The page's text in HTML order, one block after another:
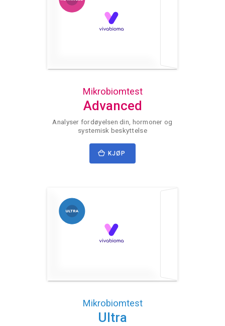
Mikrobiomtest
Advanced
Analyser fordøyelsen din, hormoner og
systemisk beskyttelse
KJØP
Mikrobiomtest
Ultra